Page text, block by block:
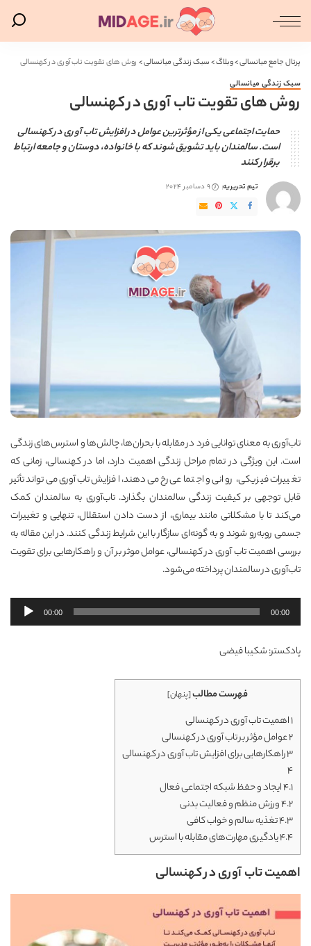
پرتال جامع میانسالی>وبلاگ>سبک زندگی میانسالی> روش های تقویت تاب ‌آوری در کهنسالی
سبک زندگی میانسالی
روش های تقویت تاب ‌آوری در کهنسالی
حمایت اجتماعی یکی از مؤثرترین عوامل در افزایش تاب ‌آوری در کهنسالی
است. سالمندان باید تشویق شوند که با خانواده، دوستان و جامعه ارتباط
برقرار کنند
ارسال
شده
تیم تحریریه 9 دسامبر 2024
تاب‌آوری به معنای توانایی فرد در مقابله با بحران‌ها، چالش‌ها و استرس‌های زندگی
است. این ویژگی در تمام مراحل زندگی اهمیت دارد، اما در کهنسالی، زمانی که
تغییرات فیزیکی، روانی و اجتماعی رخ می‌دهند، افزایش تاب‌آوری می‌تواند تأثیر
قابل توجهی بر کیفیت زندگی سالمندان بگذارد. تاب‌آوری به سالمندان کمک
می‌کند تا با مشکلاتی مانند بیماری، از دست دادن استقلال، تنهایی و تغییرات
جسمی روبه‌رو شوند و به گونه‌ای سازگار با این شرایط زندگی کنند. در این مقاله به
بررسی اهمیت تاب ‌آوری در کهنسالی، عوامل موثر بر آن و راهکارهایی برای تقویت
تاب‌آوری در سالمندان پرداخته می‌شود.
پخش‌کننده
صوت
00:00 00:00
پادکستر: شکیبا فیضی
فهرست مطالب[پنهان]
1اهمیت تاب ‌آوری در کهنسالی
2عوامل مؤثر بر تاب ‌آوری در کهنسالی
3راهکارهایی برای افزایش تاب ‌آوری در کهنسالی
4
4.1ایجاد و حفظ شبکه اجتماعی فعال
4.2ورزش منظم و فعالیت بدنی
4.3تغذیه سالم و خواب کافی
4.4یادگیری مهارت‌های مقابله با استرس
اهمیت تاب ‌آوری در کهنسالی